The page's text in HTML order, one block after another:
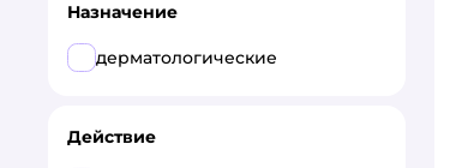
Назначение
дерматологические
Действие